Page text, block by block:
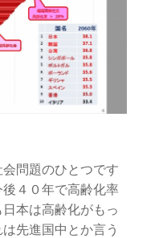
問題のひとつです
４０年で高齢化率
本は高齢化がもっ
先進国中とか言う